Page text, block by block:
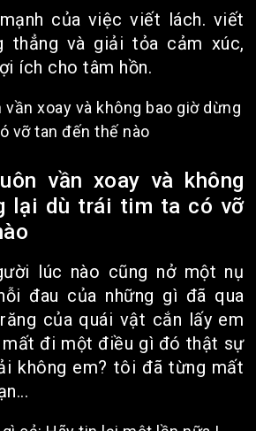
của việc viết lách. viết
thẳng và giải tỏa cảm xúc,
ích cho tâm hồn.
vần xoay và không
lại dù trái tim ta có vỡ
lúc nào cũng nở một nụ
đau của những gì đã qua
của quái vật cắn lấy em
mất đi một điều gì đó thật sự
không em? tôi đã từng mất